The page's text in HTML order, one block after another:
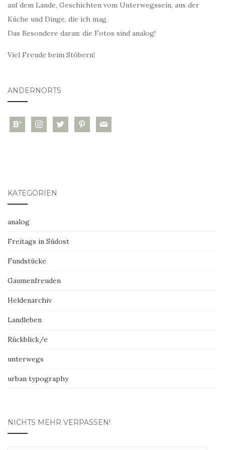
auf dem Lande, Geschichten vom Unterwegssein, aus der
Küche und Dinge, die ich mag.
Das Besondere daran: die Fotos sind analog!
Viel Freude beim Stöbern!
ANDERNORTS
bloglovininstagramtwitter pinterest
mail
KATEGORIEN
analog
Freitags in Südost
Fundstücke
Gaumenfreuden
Heldenarchiv
Landleben
Rückblick/e
unterwegs
urban typography
NICHTS MEHR VERPASSEN!